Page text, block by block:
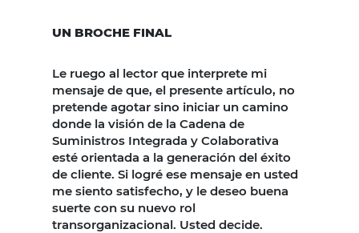
UN BROCHE FINAL
Le ruego al lector que interprete mi
mensaje de que, el presente artículo, no
pretende agotar sino iniciar un camino
donde la visión de la Cadena de
Suministros Integrada y Colaborativa
esté orientada a la generación del éxito
de cliente. Si logré ese mensaje en usted
me siento satisfecho, y le deseo buena
suerte con su nuevo rol
transorganizacional. Usted decide.